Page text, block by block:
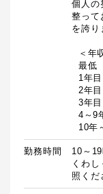
個人の
整って
を誇り
10
勤務時間
10～
くわ
照くだ